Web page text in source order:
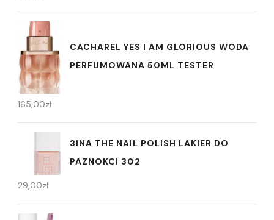
CACHAREL YES I AM GLORIOUS WODA
PERFUMOWANA 50ML TESTER
165,00zł
3INA THE NAIL POLISH LAKIER DO
PAZNOKCI 302
29,00zł